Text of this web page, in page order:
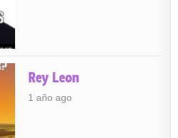
Rey Leon
1 año ago